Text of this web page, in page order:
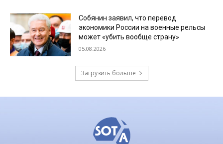
Собянин заявил, что перевод
экономики России на военные рельсы
может «убить вообще страну»
05.08.2026
Загрузить больше